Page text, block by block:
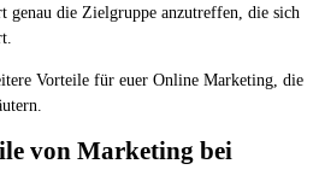
genau die Zielgruppe anzutreffen, die sich
Vorteile für euer Online Marketing, die
von Marketing bei